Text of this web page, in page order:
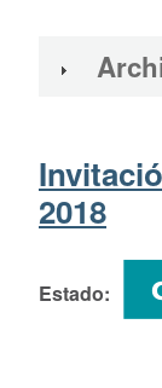
2018
Estado